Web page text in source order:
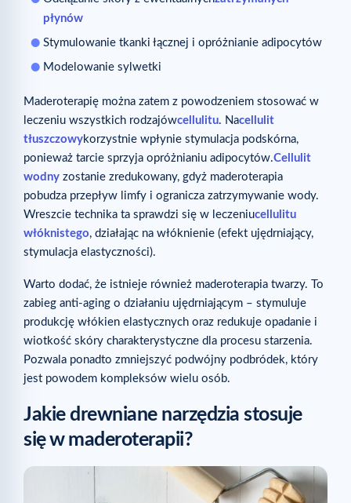
płynów
Stymulowanie tkanki łącznej i opróżnianie adipocytów
Modelowanie sylwetki
Maderoterapię można zatem z powodzeniem stosować w
leczeniu wszystkich rodzajówcellulitu. Nacellulit
tłuszczowykorzystnie wpłynie stymulacja podskórna,
ponieważ tarcie sprzyja opróżnianiu adipocytów.Cellulit
wodny zostanie zredukowany, gdyż maderoterapia
pobudza przepływ limfy i ogranicza zatrzymywanie wody.
Wreszcie technika ta sprawdzi się w leczeniucellulitu
włóknistego, działając na włóknienie (efekt ujędrniający,
stymulacja elastyczności).
Warto dodać, że istnieje również maderoterapia twarzy. To
zabieg anti-aging o działaniu ujędrniającym – stymuluje
produkcję włókien elastycznych oraz redukuje opadanie i
wiotkość skóry charakterystyczne dla procesu starzenia.
Pozwala ponadto zmniejszyć podwójny podbródek, który
jest powodem kompleksów wielu osób.
Jakie drewniane narzędzia stosuje
się w maderoterapii?